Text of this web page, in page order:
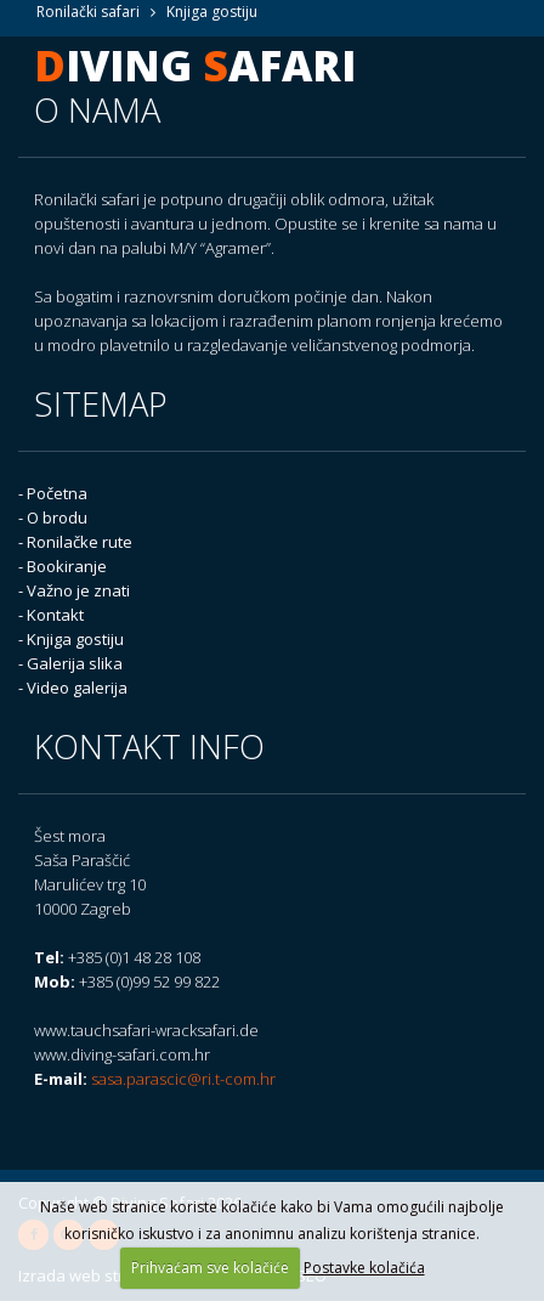
Ronilački safari Knjiga gostiju
DIVING SAFARI
O NAMA
Ronilački safari je potpuno drugačiji oblik odmora, užitak
opuštenosti i avantura u jednom. Opustite se i krenite sa nama u
novi dan na palubi M/Y “Agramer”.
Sa bogatim i raznovrsnim doručkom počinje dan. Nakon
upoznavanja sa lokacijom i razrađenim planom ronjenja krećemo
u modro plavetnilo u razgledavanje veličanstvenog podmorja.
SITEMAP
- Početna
- O brodu
- Ronilačke rute
- Bookiranje
- Važno je znati
- Kontakt
- Knjiga gostiju
- Galerija slika
- Video galerija
KONTAKT INFO
Šest mora
Saša Paraščić
Marulićev trg 10
10000 Zagreb
Tel: +385 (0)1 48 28 108
Mob: +385 (0)99 52 99 822
www.tauchsafari-wracksafari.de
www.diving-safari.com.hr
E-mail: sasa.parascic@ri.t-com.hr
Copyright © Diving Safari 2026.
Izrada web stranica::CMS:: Hosting:: SEO
Naše web stranice koriste kolačiće kako bi Vama omogućili najbolje
korisničko iskustvo i za anonimnu analizu korištenja stranice.
Prihvaćam sve kolačiće
Postavke kolačića